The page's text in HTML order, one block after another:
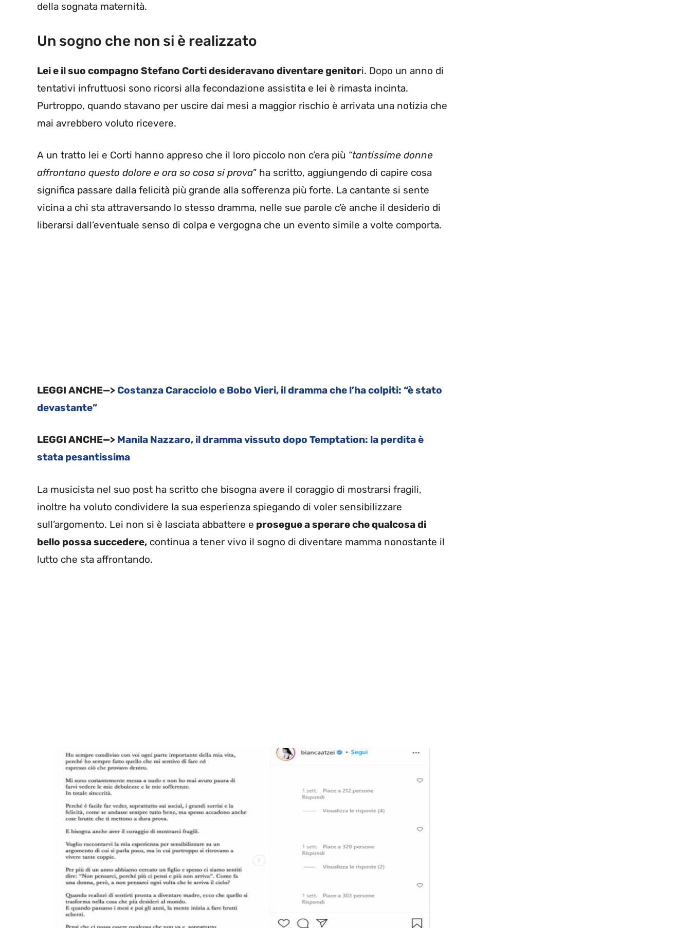
della sognata maternità.
Un sogno che non si è realizzato
Lei e il suo compagno Stefano Corti desideravano diventare genitori. Dopo un anno di
tentativi infruttuosi sono ricorsi alla fecondazione assistita e lei è rimasta incinta.
Purtroppo, quando stavano per uscire dai mesi a maggior rischio è arrivata una notizia che
mai avrebbero voluto ricevere.
A un tratto lei e Corti hanno appreso che il loro piccolo non c’era più “tantissime donne
affrontano questo dolore e ora so cosa si prova” ha scritto, aggiungendo di capire cosa
significa passare dalla felicità più grande alla sofferenza più forte. La cantante si sente
vicina a chi sta attraversando lo stesso dramma, nelle sue parole c’è anche il desiderio di
liberarsi dall’eventuale senso di colpa e vergogna che un evento simile a volte comporta.
LEGGI ANCHE—>Costanza Caracciolo e Bobo Vieri, il dramma che l’ha colpiti: “è stato
devastante”
LEGGI ANCHE—> Manila Nazzaro, il dramma vissuto dopo Temptation: la perdita è
stata pesantissima
La musicista nel suo post ha scritto che bisogna avere il coraggio di mostrarsi fragili,
inoltre ha voluto condividere la sua esperienza spiegando di voler sensibilizzare
sull’argomento. Lei non si è lasciata abbattere e prosegue a sperare che qualcosa di
bello possa succedere, continua a tener vivo il sogno di diventare mamma nonostante il
lutto che sta affrontando.